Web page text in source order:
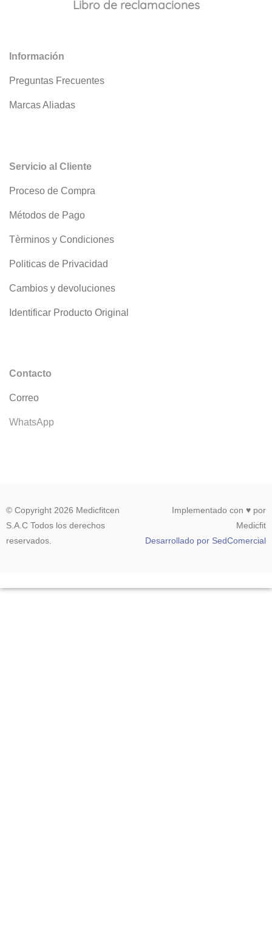
Libro de reclamaciones
Información
Preguntas Frecuentes
Marcas Aliadas
Servicio al Cliente
Proceso de Compra
Métodos de Pago
Tèrminos y Condiciones
Politicas de Privacidad
Cambios y devoluciones
Identificar Producto Original
Contacto
Correo
WhatsApp
© Copyright 2026 Medicfitcen
S.A.C Todos los derechos
reservados.
Implementado con ♥ por
Medicfit
Desarrollado por SedComercial